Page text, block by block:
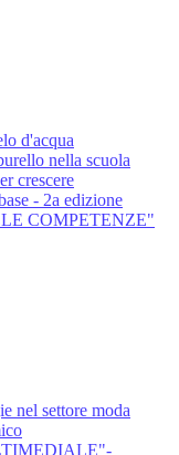
d'acqua
nella scuola
crescere
- 2a edizione
COMPETENZE"
nel settore moda